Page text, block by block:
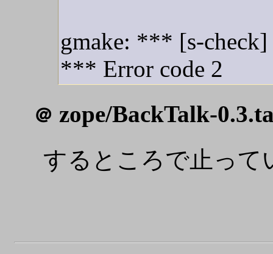
gmake: *** [s-
*** Error code 2
＠ zope/BackTalk-
するところで止って